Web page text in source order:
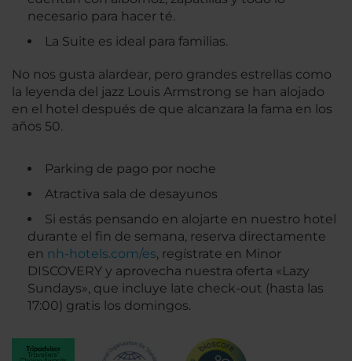
necesario para hacer té.
La Suite es ideal para familias.
No nos gusta alardear, pero grandes estrellas como
la leyenda del jazz Louis Armstrong se han alojado
en el hotel después de que alcanzara la fama en los
años 50.
Parking de pago por noche
Atractiva sala de desayunos
Si estás pensando en alojarte en nuestro hotel
durante el fin de semana, reserva directamente
en nh-hotels.com/es, regístrate en Minor
DISCOVERY y aprovecha nuestra oferta «Lazy
Sundays», que incluye late check-out (hasta las
17:00) gratis los domingos.